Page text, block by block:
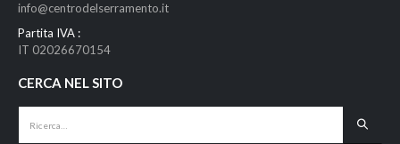
info@centrodelserramento.it
Partita IVA :
IT 02026670154
CERCA NEL SITO